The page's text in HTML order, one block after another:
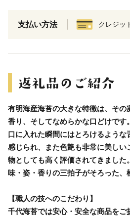
支払い方法 クレジッ
有明海産海苔の大きな特徴は、その
香り、そしてなめらかな口どけです。
口に入れた瞬間にはとろけるような
感じられ、また色艶も非常に美しい
物としても高く評価されてきました。
味・姿・香りの三拍子がそろった、
【職人の技へのこだわり】
千代海苔では安心・安全な商品をご